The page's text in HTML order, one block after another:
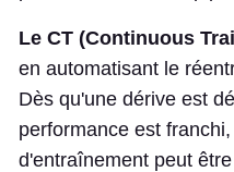
Le CT (Continuous
en automatisant le
Dès qu'une dérive est
performance est
d'entraînement peut